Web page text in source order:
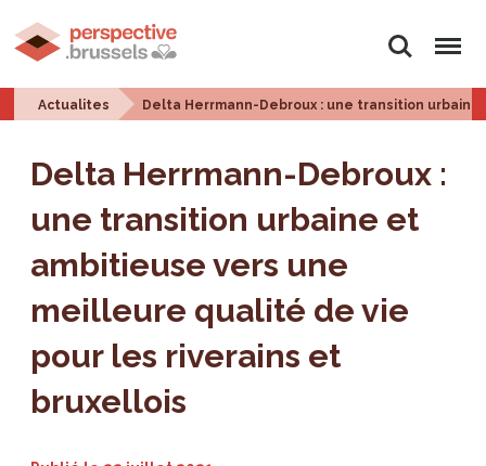
Rechercher
Menu
Actualites Delta Herrmann-Debroux : une transition
Delta Herrmann-Debroux :
une transition urbaine et
ambitieuse vers une
meilleure qualité de vie
pour les riverains et
bruxellois